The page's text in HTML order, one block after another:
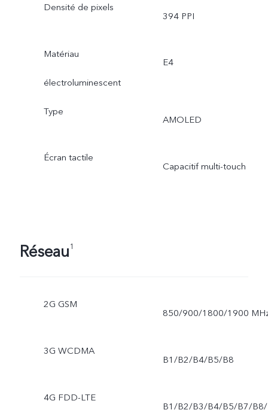
Densité de pixels
394 PPI
Matériau
électroluminescent
E4
Type
AMOLED
Écran tactile
Capacitif multi-touch
Réseau1
2G GSM
850/900/1800/1900
3G WCDMA
B1/B2/B4/B5/B8
4G FDD-LTE
B1/B2/B3/B4/B5/B7/B8/